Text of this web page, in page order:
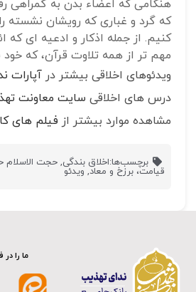
هنگامی که اعضاء بدن به گمراهی
که گرد و غباری که رویشان نشسته
کنیم. از جمله اذکار و ادعیه ای که
مهم تر از همه تلاوت قرآن، که
ویدئوهای اخلاقی بیشتر در آپارات
درس های اخلاقی سایت معاونت
مشاهده موارد بیشتر از فیلم های
برچسب‌ها:اخلاق بندگی,حجت الاسلام
قیامت، برزخ و معاد, ویدئو
ما را